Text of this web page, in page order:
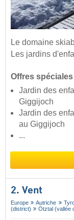
Le domaine
Les jardins
Offres
Jardin des
Giggijoch
Jardin des
au Giggijoch
...
2. Vent
Europe Autriche
(district)
Ötztal (vallée